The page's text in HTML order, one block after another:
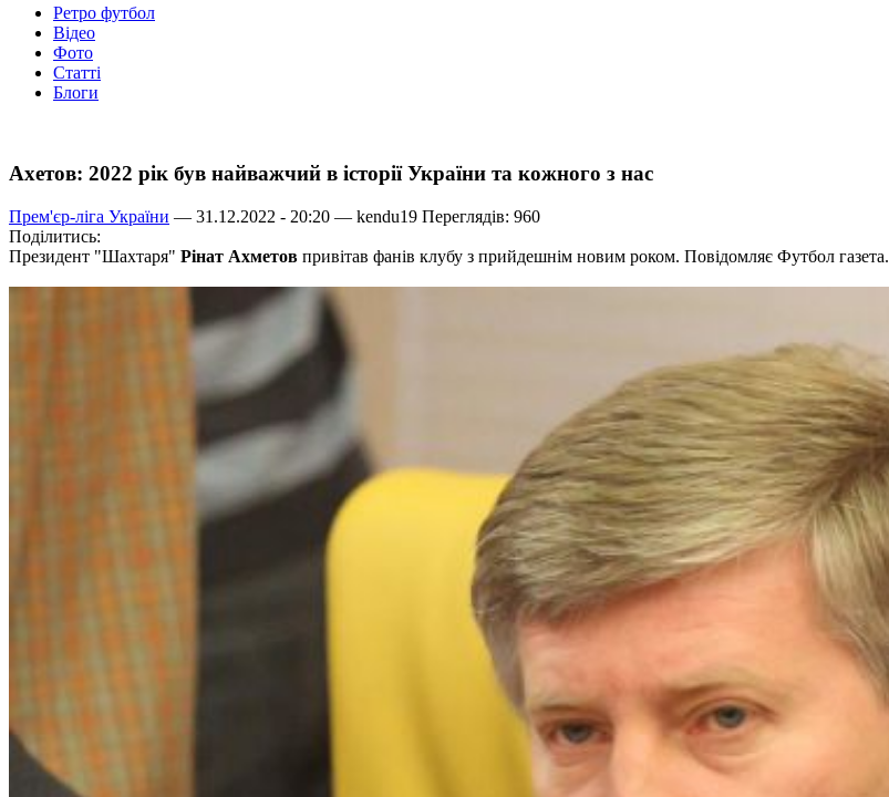
Ретро футбол
Відео
Фото
Статті
Блоги
Ахетов: 2022 рік був найважчий в історії України та кожного з нас
Прем'єр-ліга України — 31.12.2022 - 20:20 — kendu19 Переглядів: 960
Поділитись:
Президент "Шахтаря" Рінат Ахметов привітав фанів клубу з прийдешнім новим роком. Повідомляє Футбол газета.